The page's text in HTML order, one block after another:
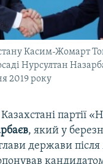
КРИМУ
RL
Касим-Жомарт
Нурсултан
2019 року
партії
, який у
держави